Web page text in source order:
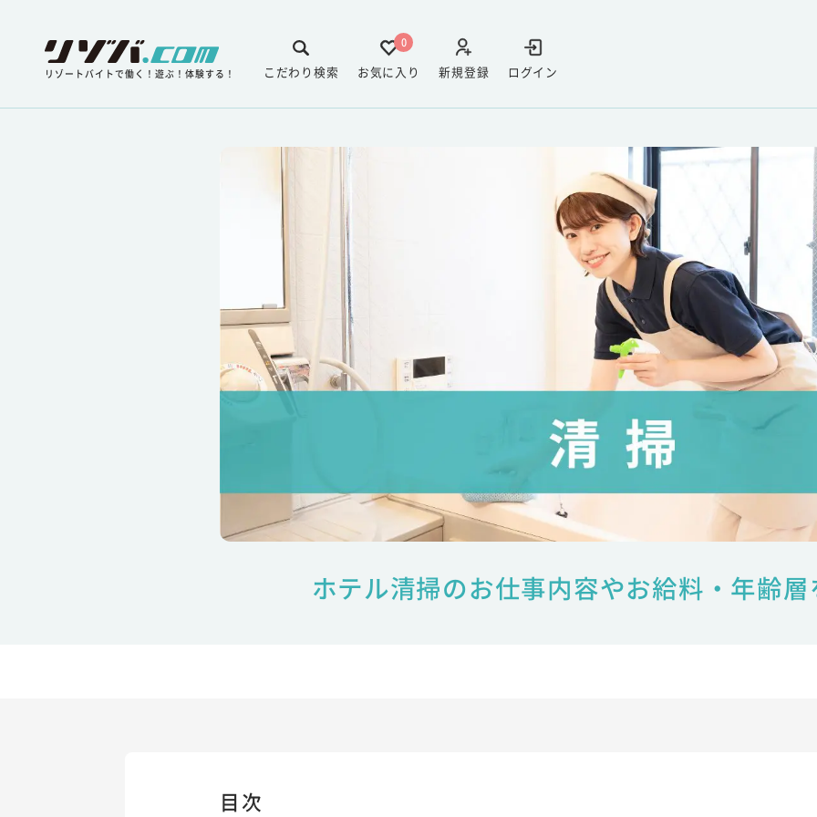
リゾートバイトで働く！遊ぶ！体験する！ ログイン
新規登録
0
お気に入り
こだわり検索
ホテル清掃のお仕事内容やお給料・年齢
目次